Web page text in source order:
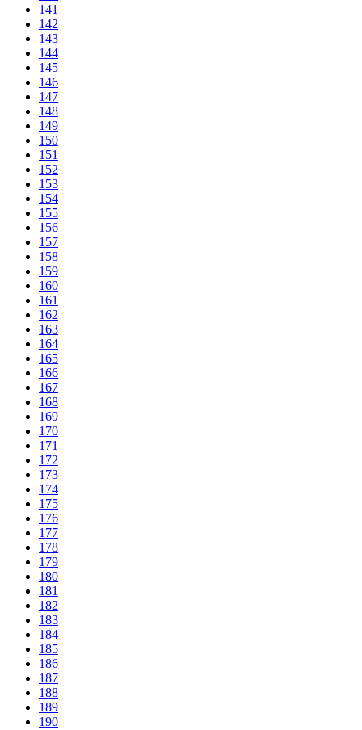
141
142
143
144
145
146
147
148
149
150
151
152
153
154
155
156
157
158
159
160
161
162
163
164
165
166
167
168
169
170
171
172
173
174
175
176
177
178
179
180
181
182
183
184
185
186
187
188
189
190